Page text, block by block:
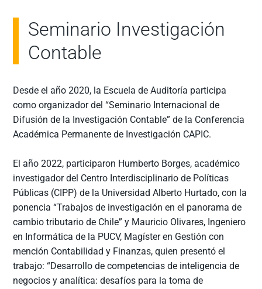
Seminario Investigación
Contable
Desde el año 2020, la Escuela de Auditoría participa
como organizador del “Seminario Internacional de
Difusión de la Investigación Contable” de la Conferencia
Académica Permanente de Investigación CAPIC.
El año 2022, participaron Humberto Borges, académico
investigador del Centro Interdisciplinario de Políticas
Públicas (CIPP) de la Universidad Alberto Hurtado, con la
ponencia “Trabajos de investigación en el panorama de
cambio tributario de Chile” y Mauricio Olivares, Ingeniero
en Informática de la PUCV, Magíster en Gestión con
mención Contabilidad y Finanzas, quien presentó el
trabajo: “Desarrollo de competencias de inteligencia de
negocios y analítica: desafíos para la toma de